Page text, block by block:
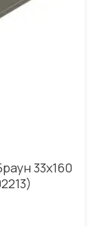
33x160